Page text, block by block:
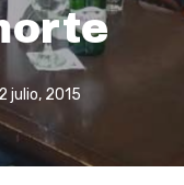
julio, 2015